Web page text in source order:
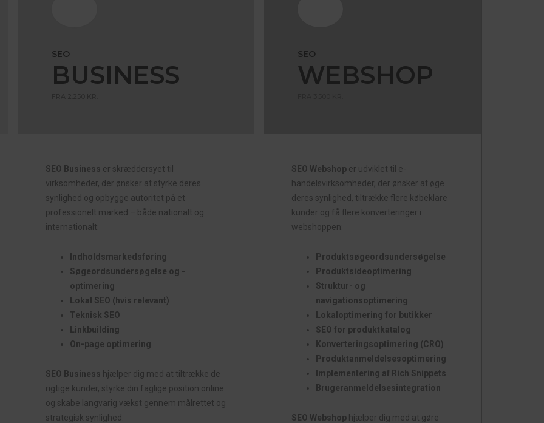
SEO
BUSINESS
SEO Business er skræddersyet til
virksomheder, der ønsker at styrke deres
synlighed og opbygge autoritet på et
professionelt marked – både nationalt og
internationalt:
Indholdsmarkedsføring
Søgeordsundersøgelse og -
optimering
Lokal SEO (hvis relevant)
Teknisk SEO
Linkbuilding
On-page optimering
SEO Business hjælper dig med at tiltrække de
rigtige kunder, styrke din faglige position online
og skabe langvarig vækst gennem målrettet og
strategisk synlighed.
SEO
WEBSHOP
SEO Webshop er udviklet til e-
handelsvirksomheder, der ønsker at øge
deres synlighed, tiltrække flere købeklare
kunder og få flere konverteringer i
webshoppen:
Produktsøgeordsundersøgelse
Produktsideoptimering
Struktur- og
navigationsoptimering
Lokaloptimering for butikker
SEO for produktkatalog
Konverteringsoptimering (CRO)
Produktanmeldelsesoptimering
Implementering af Rich Snippets
Brugeranmeldelsesintegration
SEO Webshop hjælper dig med at gøre